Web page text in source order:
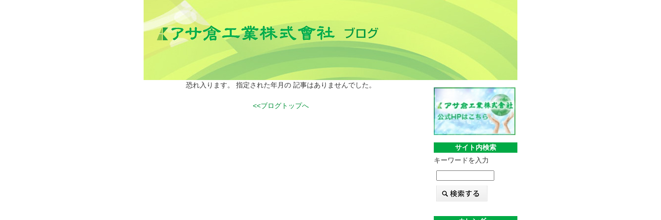
恐れ入ります。 指定された年月の 記事はありませんでした。
<<ブログトップへ
サイト内検索
キーワードを入力